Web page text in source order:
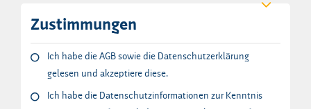
Zustimmungen
Ich habe die AGB sowie die Datenschutzerklärung
gelesen und akzeptiere diese.
Ich habe die Datenschutzinformationen zur Kenntnis